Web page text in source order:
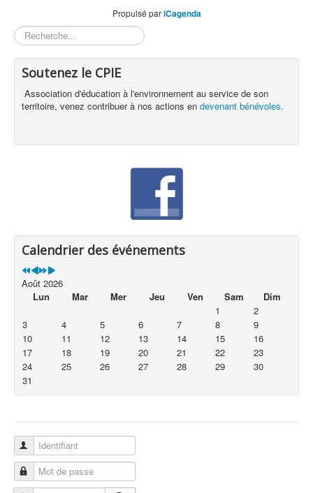
Propulsé pariCagenda
Rechercher
Soutenez le CPIE
Association d'éducation à l'environnement au service de son
territoire, venez contribuer à nos actions en devenant bénévoles.
Calendrier des événements
Août 2026
Lun
Mar Mer Jeu Ven Sam
Dim
1
2
3
4 5 6 7 8
9
10
11 12 13 14 15
16
17
18 19 20 21 22
23
24
25 26 27 28 29
30
31
Identifiant
Mot de passe